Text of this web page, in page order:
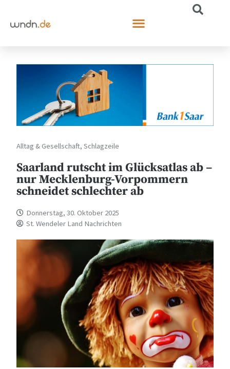
Alltag & Gesellschaft,Schlagzeile
Saarland rutscht im Glücksatlas ab –
nur Mecklenburg-Vorpommern
schneidet schlechter ab
Donnerstag, 30. Oktober 2025
St. Wendeler Land Nachrichten